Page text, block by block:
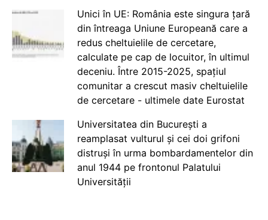
Unici în UE: România este singura țară
din întreaga Uniune Europeană care a
redus cheltuielile de cercetare,
calculate pe cap de locuitor, în ultimul
deceniu. Între 2015-2025, spațiul
comunitar a crescut masiv cheltuielile
de cercetare - ultimele date Eurostat
Universitatea din București a
reamplasat vulturul și cei doi grifoni
distruși în urma bombardamentelor din
anul 1944 pe frontonul Palatului
Universității